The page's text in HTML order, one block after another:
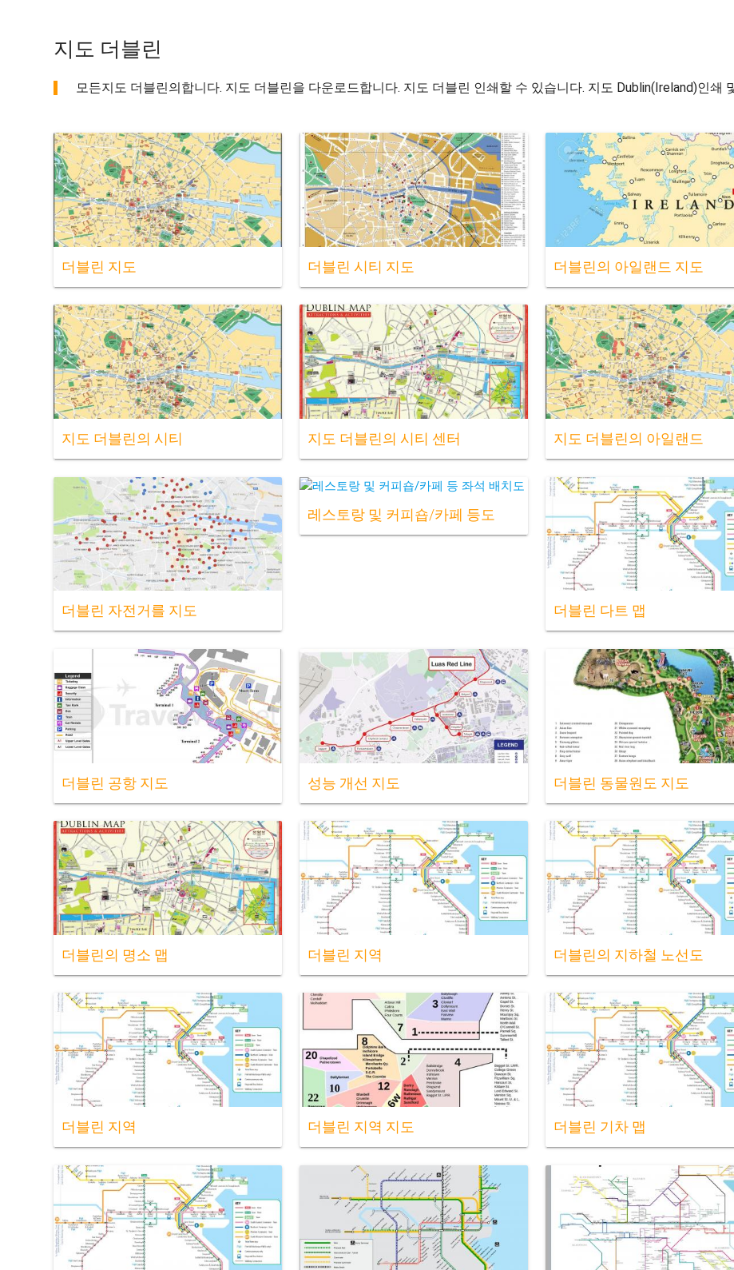
지도 더블린
모든지도 더블린의합니다. 지도 더블린을 다운로드합니다. 지도 더블린 인쇄할 수 있습니다. 지도 Dublin(Ireland)인쇄
더블린 지도 더블린 시티 지도 더블린의 아일랜드 지도
지도 더블린의 시티 지도 더블린의 시티 센터 지도 더블린의 아일랜드
더블린 자전거를 지도
레스토랑 및 커피숍/카페 등도
더블린 다트 맵
더블린 공항 지도 성능 개선 지도 더블린 동물원도 지도
더블린의 명소 맵 더블린 지역 더블린의 지하철 노선도
더블린 지역 더블린 지역 지도 더블린 기차 맵